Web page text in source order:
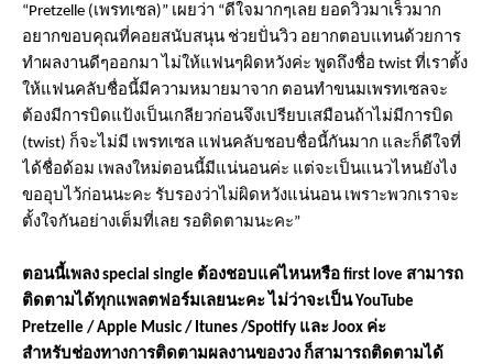
“Pretzelle ( เพรทเซล)” เผยว่า “ดีใจมากๆเลย ยอดวิวมาเร็วมาก
อยากขอบคุณที่คอยสนับสนุน ช่วยปั่นวิว อยากตอบแทนด้วยการ
ทำผลงานดีๆออกมา ไม่ให้แฟนๆผิดหวังค่ะ พูดถึงชื่อ twist ที่เราตั้ง
ให้แฟนคลับชื่อนี้มีความหมายมาจาก ตอนทำขนมเพรทเซลจะ
ต้องมีการบิ ดแป้งเป็นเกลียวก่อนจึงเปรียบเสมือนถ้าไม่มีการบิด
(twist) ก็จะไม่มี เพรทเซล แฟนคลับชอบชื่อนี้กันมาก และก็ดีใจท
ได้ชื่อด้อม เพลงใหม่ตอนนี้มีแน่นอนค่ะ แต่จะเป็นแนวไหนยังไง
ขออุบไว้ก่อนนะคะ รับรองว่าไม่ผิดหวังแน่นอน เพราะพวกเราจะ
ตั้งใจกันอย่างเต็มที่เลย รอติดตามนะคะ”
ตอนนี้เพลง special single ต้องชอบแค่ไหนหรือ first love สามารถ
ติดตามได้ทกแพลตฟอร์มเลยนะคะ ไม่ว่าจะเป็น YouTube
Pretzelle / Apple Music / Itunes /Spotify และ Joox ค่ะ
สำหรับช่องทางการติดตามผลงานของวง ก็สามารถติดตามได้